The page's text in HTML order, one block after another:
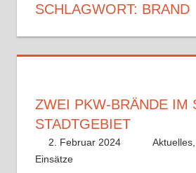
SCHLAGWORT: BRAND
ZWEI PKW-BRÄNDE IM
STADTGEBIET
2. Februar 2024 Alex
Aktuelles,
Einsätze